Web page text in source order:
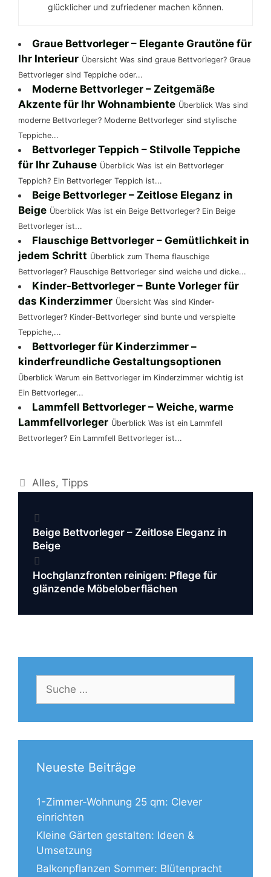
glücklicher und zufriedener machen können.
Graue Bettvorleger – Elegante Grautöne für
Ihr Interieur Übersicht Was sind graue Bettvorleger? Graue
Bettvorleger sind Teppiche oder...
Moderne Bettvorleger – Zeitgemäße
Akzente für Ihr Wohnambiente Überblick Was sind
moderne Bettvorleger? Moderne Bettvorleger sind stylische
Teppiche...
Bettvorleger Teppich – Stilvolle Teppiche
für Ihr Zuhause Überblick Was ist ein Bettvorleger
Teppich? Ein Bettvorleger Teppich ist...
Beige Bettvorleger – Zeitlose Eleganz in
Beige Überblick Was ist ein Beige Bettvorleger? Ein Beige
Bettvorleger ist...
Flauschige Bettvorleger – Gemütlichkeit in
jedem Schritt Überblick zum Thema flauschige
Bettvorleger? Flauschige Bettvorleger sind weiche und dicke...
Kinder-Bettvorleger – Bunte Vorleger für
das Kinderzimmer Übersicht Was sind Kinder-
Bettvorleger? Kinder-Bettvorleger sind bunte und verspielte
Teppiche,...
Bettvorleger für Kinderzimmer –
kinderfreundliche Gestaltungsoptionen
Überblick Warum ein Bettvorleger im Kinderzimmer wichtig ist
Ein Bettvorleger...
Lammfell Bettvorleger – Weiche, warme
Lammfellvorleger Überblick Was ist ein Lammfell
Bettvorleger? Ein Lammfell Bettvorleger ist...
Kategorien
Alles,Tipps
Beitrags-
Navigation
Beige Bettvorleger – Zeitlose Eleganz in
Beige
Hochglanzfronten reinigen: Pflege für
glänzende Möbeloberflächen
Suche
nach:
Neueste Beiträge
1-Zimmer-Wohnung 25 qm: Clever
einrichten
Kleine Gärten gestalten: Ideen &
Umsetzung
Balkonpflanzen Sommer: Blütenpracht